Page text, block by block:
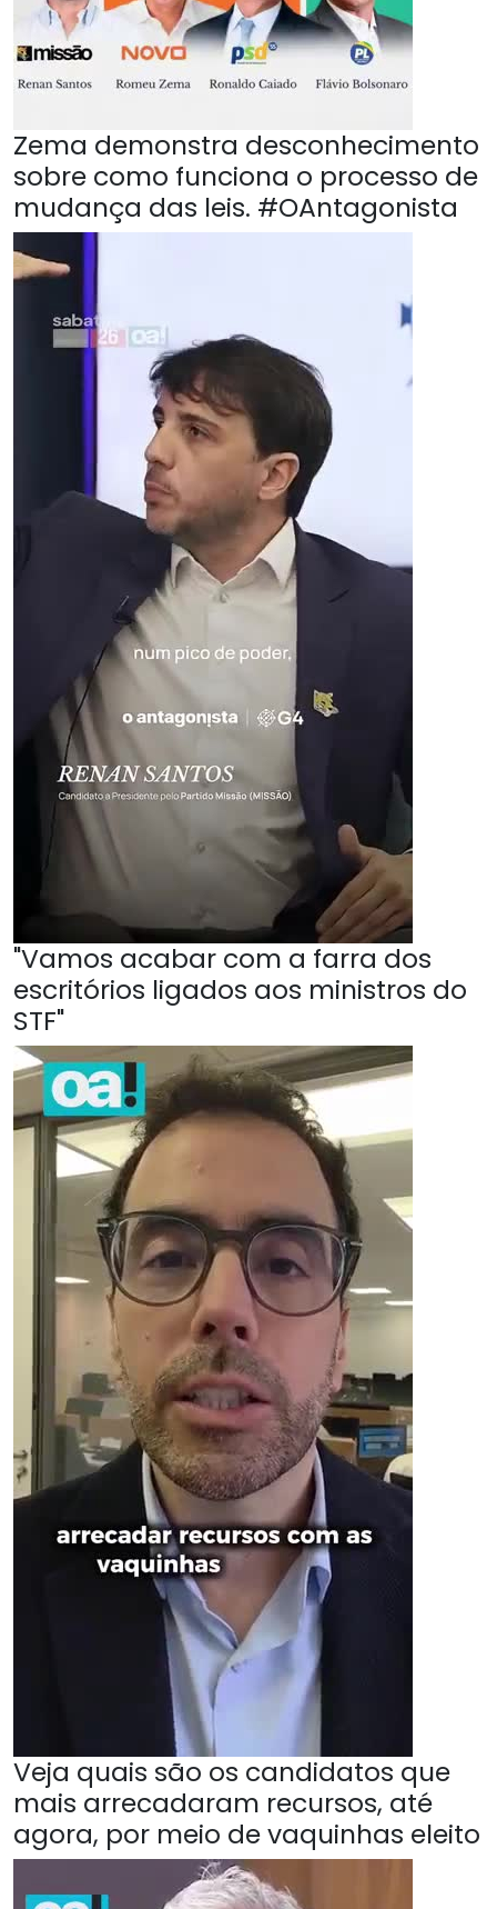
Zema demonstra desconhecimento
sobre como funciona o processo de
mudança das leis. #OAntagonista
"Vamos acabar com a farra dos
escritórios ligados aos ministros do
STF"
Veja quais são os candidatos que
mais arrecadaram recursos, até
agora, por meio de vaquinhas eleito